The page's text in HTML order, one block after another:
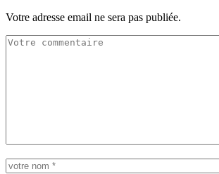
Votre adresse email ne sera pas publiée.